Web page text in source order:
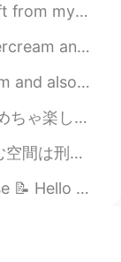
00:34
ますか?
00:28
けれてあり
employment anniver...
jam filling !!!! When...
sure that l ate a lot ...
仕方ないねぇ。もっとがんばりまあーっす! ...
懸命に頑張っていきたいと思う！Happy ...
of 🇰🇷🇯🇵🇷🇺 ❓...